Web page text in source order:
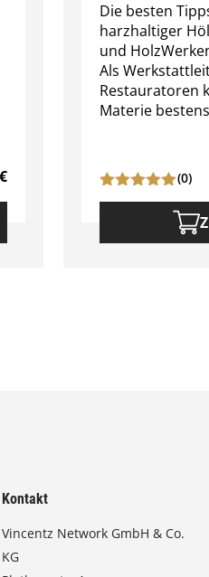
€
Die besten
harzhaltiger
und
Als
Restauratoren
Materie
(0)
Kontakt
Vincentz Network GmbH & Co.
KG